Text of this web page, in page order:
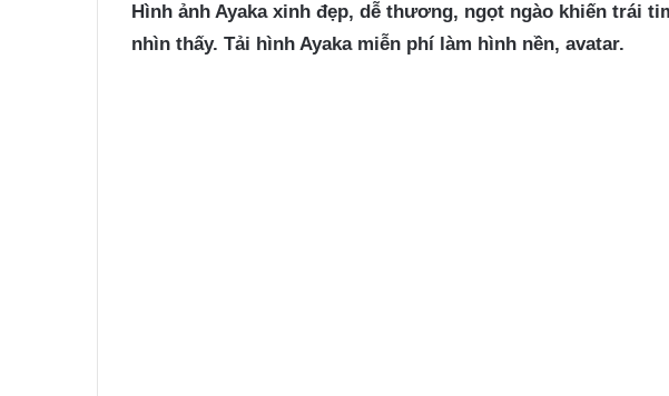
Hình ảnh Ayakaxinh đẹp, dễ thương, ngọt ngào khiến trái
nhìn thấy. Tải hình Ayaka miễn phí làm hình nền, avatar.